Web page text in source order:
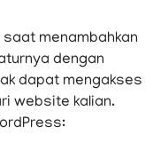
menambahkan
dengan
dapat mengakses
website kalian.